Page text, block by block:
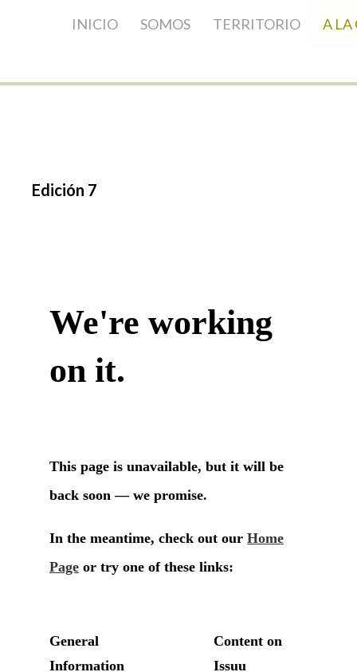
INICIO SOMOS TERRITORIO A LA
Edición 7